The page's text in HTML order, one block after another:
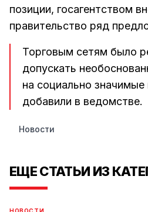
позиции, госагентством
правительство ряд
Торговым сетям было
допускать
на социально
добавили в ведомстве.
Новости
ЕЩЕ СТАТЬИ ИЗ